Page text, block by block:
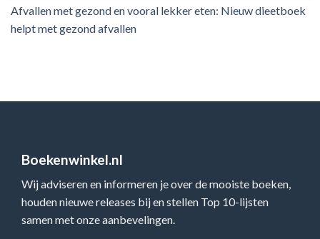
Afvallen met gezond en vooral lekker eten: Nieuw dieetboek
helpt met gezond afvallen
Boekenwinkel.nl
Wij adviseren en informeren je over de mooiste boeken,
houden nieuwe releases bij en stellen Top 10-lijsten
samen met onze aanbevelingen.